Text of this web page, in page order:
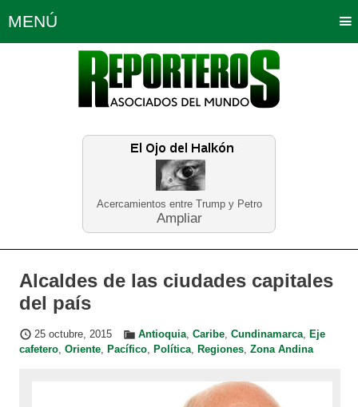
Acercamientos entre Trump y Petro
Ampliar
MENÚ
Política Opinión Bogotá
Planeta Tierra Deportes
Educación Neira
Alcaldes de las ciudades capitales
del país
25 octubre, 2015 Antioquia, Caribe, Cundinamarca, Eje
cafetero, Oriente, Pacífico, Política, Regiones, Zona Andina